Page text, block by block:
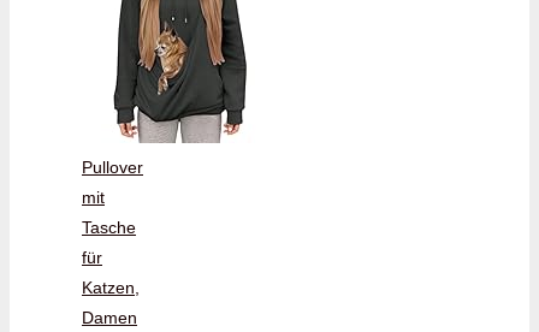
Pullover
mit
Tasche
für
Katzen,
Damen